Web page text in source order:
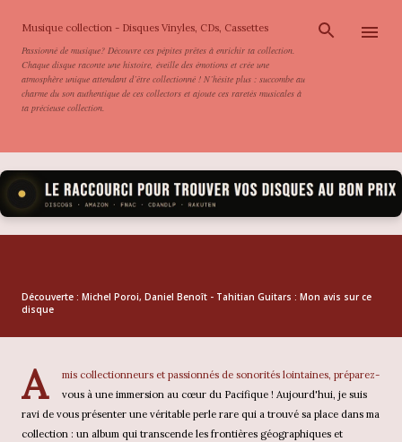
Accéder au contenu principal
Musique collection - Disques Vinyles, CDs, Cassettes
Passionné de musique? Découvre ces pépites prêtes à enrichir ta collection.
Chaque disque raconte une histoire, éveille des émotions et crée une
atmosphère unique attendant d’être collectionné ! N’hésite plus : succombe au
charme du son authentique de ces collectors et ajoute ces raretés musicales à
ta précieuse collection.
Découverte : Michel Poroi, Daniel Benoît - Tahitian Guitars : Mon avis sur ce
disque
A
mis collectionneurs et passionnés de sonorités lointaines, préparez-
vous à une immersion au cœur du Pacifique ! Aujourd'hui, je suis
ravi de vous présenter une véritable perle rare qui a trouvé sa place dans ma
collection : un album qui transcende les frontières géographiques et